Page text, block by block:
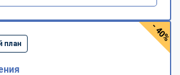
план
- 40%